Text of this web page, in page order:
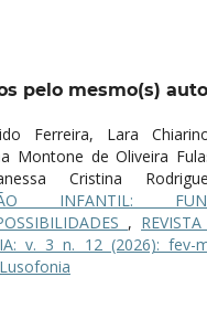
pelo mesmo(s)
Ferreira, Lara
Montone de Oliveira
Cristina
INFANTIL:
,
v. 3 n. 12 (2026): fev-